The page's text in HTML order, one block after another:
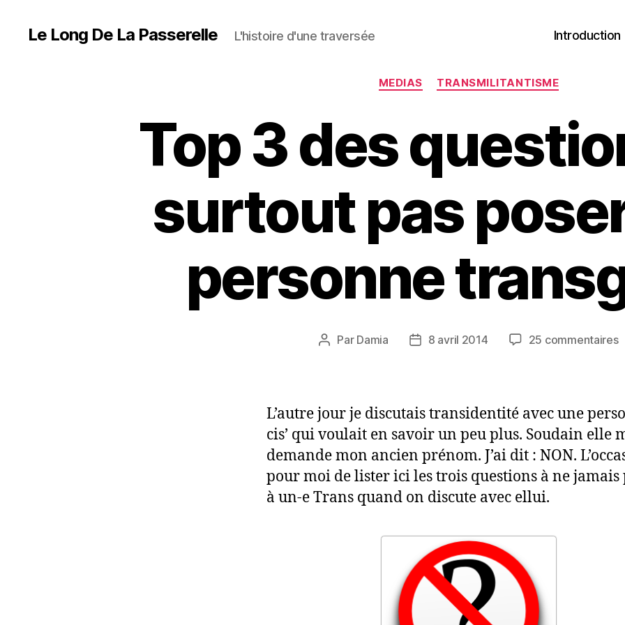
Le Long De La Passerelle L'histoire d'une traversée Introduction
Catégories
MEDIAS TRANSMILITANTISME
Top 3 des
surtout pas
personne
Auteur
Par Damia
Date8 avril 2014 25 commentaires
à
L’autre jour je discutais transidentité avec une
cis’ qui voulait en savoir un peu plus. Soudain elle
demande mon ancien prénom. J’ai dit : NON.
pour moi de lister ici les trois questions à ne jamais
à un-e Trans quand on discute avec ellui.